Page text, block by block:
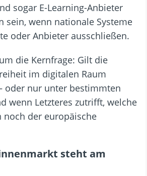
sogar E-Learning-Anbieter
sein, wenn nationale Systeme
oder Anbieter ausschließen.
die Kernfrage: Gilt die
im digitalen Raum
oder nur unter bestimmten
wenn Letzteres zutrifft, welche
noch der europäische
steht am